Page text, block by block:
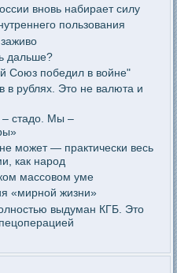
вновь набирает силу
пользования
дальше?
Союз победил в войне"
в рублях. Это не валюта и
– стадо. Мы –
может — практически весь
как народ
массовом уме
«мирной жизни»
выдуман КГБ. Это